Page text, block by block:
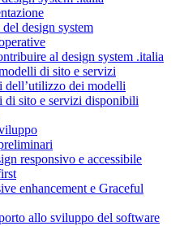
design system
al design system .italia
di sito e servizi
dell’utilizzo dei modelli
di sito e servizi disponibili
responsivo e accessibile
enhancement e Graceful
allo sviluppo del software